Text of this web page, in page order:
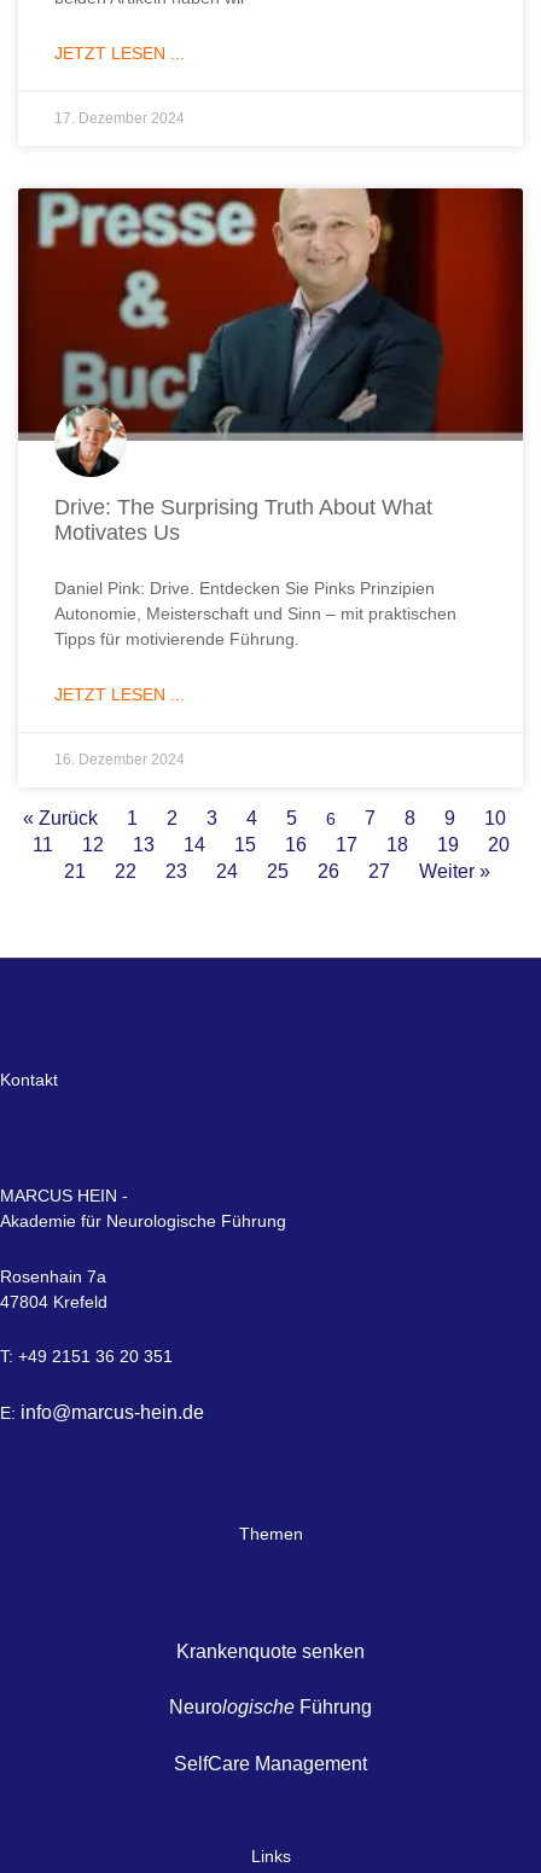
JETZT LESEN ...
17. Dezember 2024
Drive: The Surprising Truth About What
Motivates Us
Daniel Pink: Drive. Entdecken Sie Pinks Prinzipien
Autonomie, Meisterschaft und Sinn – mit praktischen
Tipps für motivierende Führung.
JETZT LESEN ...
16. Dezember 2024
« Zurück 1 2 3 4 5 6 7 8 9
10
11
12 13 14 15 16 17 18 19
20
21
22 23 24 25 26 27 Weiter »
Kontakt
MARCUS HEIN -
Akademie für Neurologische Führung
Rosenhain 7a
47804 Krefeld
T: +49 2151 36 20 351
E: info@marcus-hein.de
Themen
Krankenquote senken
Neurologische Führung
SelfCare Management
Links